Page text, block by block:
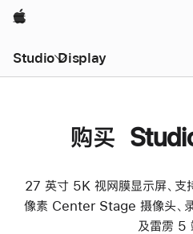
Apple
Studio Display
购买
27 英寸 5K 视网膜显示屏、
像素 Center Stage 摄像头、
及雷雳 5